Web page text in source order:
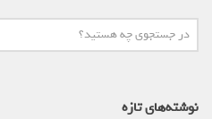
نوشته‌های تازه